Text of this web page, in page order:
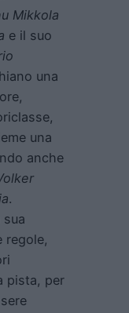
Mikkola
e il suo
una
una
anche
.
regole,
pista, per